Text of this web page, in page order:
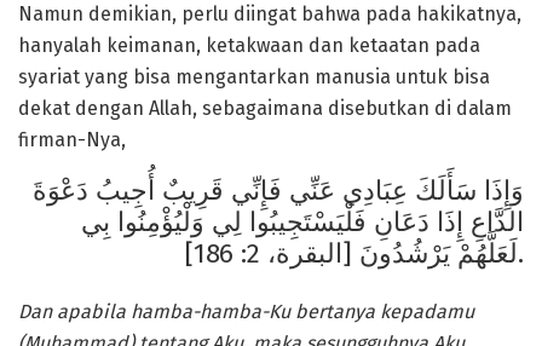
Namun demikian, perlu diingat bahwa pada hakikatnya,
hanyalah keimanan, ketakwaan dan ketaatan pada
syariat yang bisa mengantarkan manusia untuk bisa
dekat dengan Allah, sebagaimana disebutkan di dalam
firman-Nya,
وَإِذَا سَأَلَكَ عِبَادِي عَنِّي فَإِنِّي قَرِيبٌ أُجِيبُ دَعْوَةَ
الدَّاعِ إِذَا دَعَانِ فَلْيَسْتَجِيبُوا لِي وَلْيُؤْمِنُوا بِي
لَعَلَّهُمْ يَرْشُدُونَ [البقرة، 2: 186].
Dan apabila hamba-hamba-Ku bertanya kepadamu